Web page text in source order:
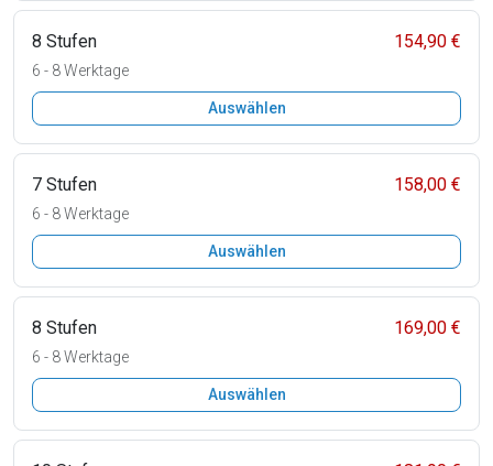
8 Stufen 154,90 €
6 - 8 Werktage
Auswählen
7 Stufen 158,00 €
6 - 8 Werktage
Auswählen
8 Stufen 169,00 €
6 - 8 Werktage
Auswählen